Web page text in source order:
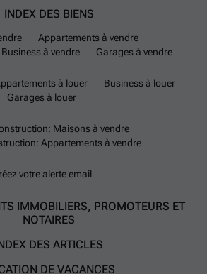
INDEX DES BIENS
Appartements à vendre
Business à vendre Garages à vendre
à louer
Business à louer
Garages à louer
Maisons à vendre
Appartements à vendre
votre alerte email
IMMOBILIERS, PROMOTEURS ET
NOTAIRES
DES ARTICLES
DE VACANCES